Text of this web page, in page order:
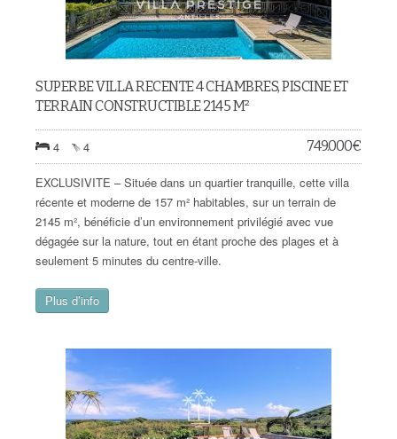
SUPERBE VILLA RECENTE 4 CHAMBRES, PISCINE ET
TERRAIN CONSTRUCTIBLE 2145 M²
4 4 749.000€
EXCLUSIVITE – Située dans un quartier tranquille, cette villa
récente et moderne de 157 m² habitables, sur un terrain de
2145 m², bénéficie d’un environnement privilégié avec vue
dégagée sur la nature, tout en étant proche des plages et à
seulement 5 minutes du centre-ville.
Plus d’info